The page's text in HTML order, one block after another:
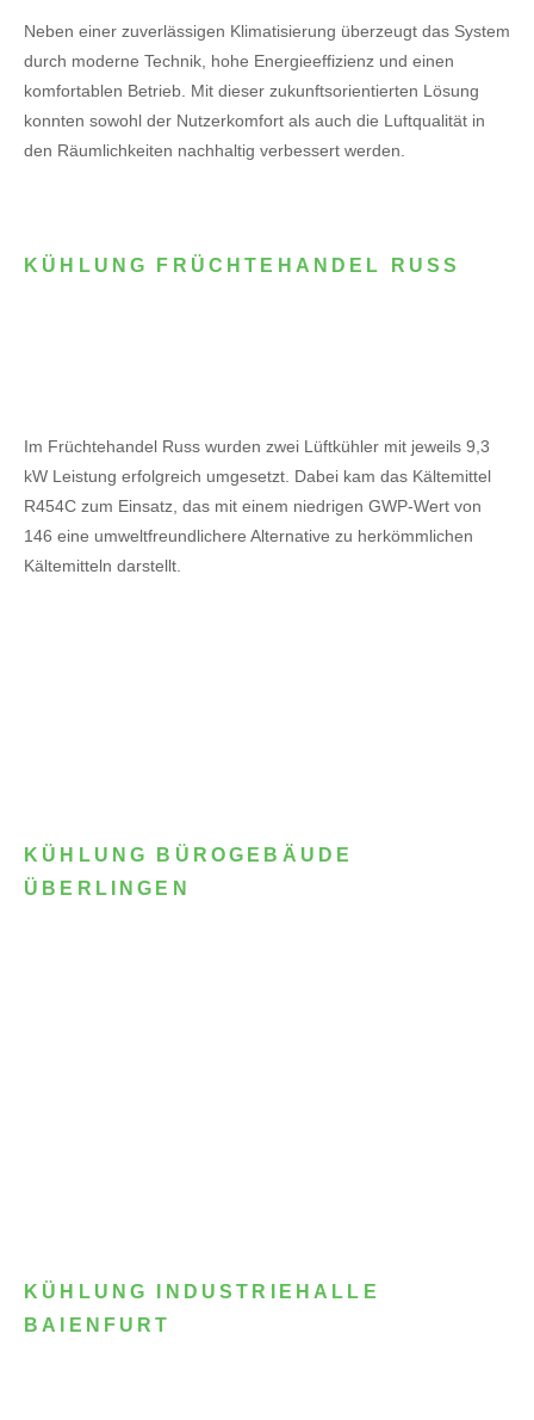
Neben einer zuverlässigen Klimatisierung überzeugt das System
durch moderne Technik, hohe Energieeffizienz und einen
komfortablen Betrieb. Mit dieser zukunftsorientierten Lösung
konnten sowohl der Nutzerkomfort als auch die Luftqualität in
den Räumlichkeiten nachhaltig verbessert werden.
KÜHLUNG FRÜCHTEHANDEL RUSS
Im Früchtehandel Russ wurden zwei Lüftkühler mit jeweils 9,3
kW Leistung erfolgreich umgesetzt. Dabei kam das Kältemittel
R454C zum Einsatz, das mit einem niedrigen GWP-Wert von
146 eine umweltfreundlichere Alternative zu herkömmlichen
Kältemitteln darstellt.
KÜHLUNG BÜROGEBÄUDE
ÜBERLINGEN
KÜHLUNG INDUSTRIEHALLE
BAIENFURT